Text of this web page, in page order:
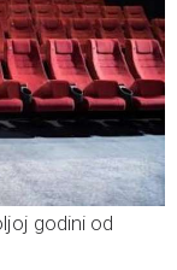
godini od